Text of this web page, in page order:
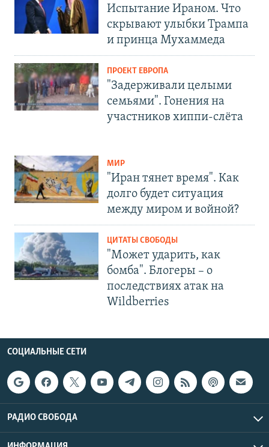
Испытание Ираном. Что
скрывают улыбки Трампа
и принца Мухаммеда
ПРОЕКТ ЕВРОПА
"Задерживали целыми
семьями". Гонения на
участников хиппи-слёта
МИР
"Иран тянет время". Как
долго будет ситуация
между миром и войной?
ЦИТАТЫ СВОБОДЫ
"Может ударить, как
бомба". Блогеры – о
последствиях атак на
Wildberries
СОЦИАЛЬНЫЕ СЕТИ
РАДИО СВОБОДА